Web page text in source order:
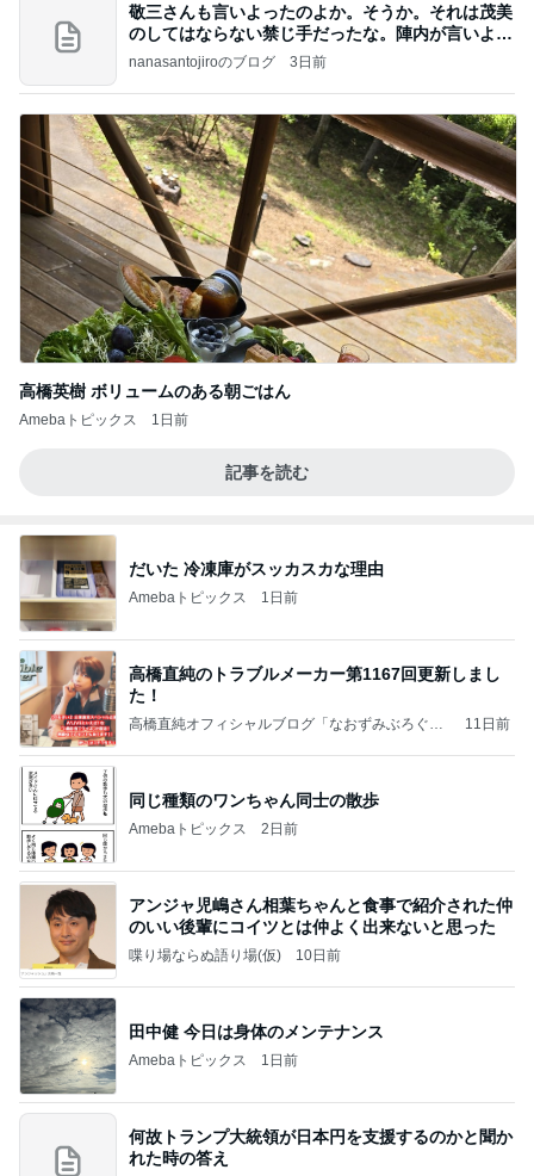
敬三さんも言いよったのよか。そうか。それは茂美
のしてはならない禁じ手だったな。陣内が言いよる
のよ
nanasantojiroのブログ 3日前
高橋英樹 ボリュームのある朝ごはん
Amebaトピックス 1日前
記事を読む
だいた 冷凍庫がスッカスカな理由
Amebaトピックス 1日前
高橋直純のトラブルメーカー第1167回更新しまし
た！
高橋直純オフィシャルブログ「なおずみぶろぐ」
11日前
同じ種類のワンちゃん同士の散歩
Amebaトピックス 2日前
アンジャ児嶋さん相葉ちゃんと食事で紹介された仲
のいい後輩にコイツとは仲よく出来ないと思った
喋り場ならぬ語り場(仮) 10日前
田中健 今日は身体のメンテナンス
Amebaトピックス 1日前
何故トランプ大統領が日本円を支援するのかと聞か
れた時の答え